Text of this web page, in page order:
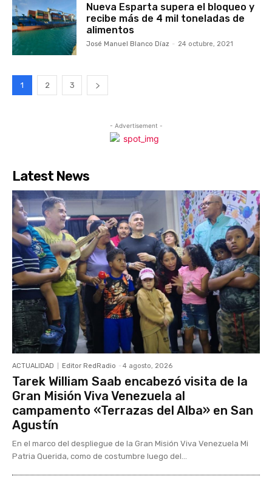
Nueva Esparta supera el bloqueo y
recibe más de 4 mil toneladas de
alimentos
José Manuel Blanco Díaz - 24 octubre, 2021
1 2 3
- Advertisement -
Latest News
ACTUALIDAD Editor RedRadio - 4 agosto, 2026
Tarek William Saab encabezó visita de la
Gran Misión Viva Venezuela al
campamento «Terrazas del Alba» en San
Agustín
En el marco del despliegue de la Gran Misión Viva Venezuela Mi
Patria Querida, como de costumbre luego del...